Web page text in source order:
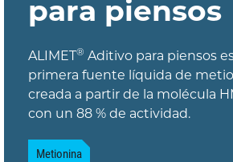
para piensos
ALIMET® Aditivo para piensos
primera fuente líquida de
creada a partir de la molécula
con un 88 % de actividad.
Metionina